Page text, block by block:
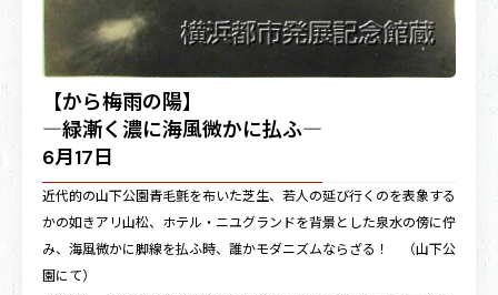
【から梅雨の陽】
―緑漸く濃に海風微かに払ふ―
6月17日
近代的の山下公園青毛氈を布いた芝生、若人の延び行くのを表象する
かの如きアリ山松、ホテル・ニユグランドを背景とした泉水の傍に佇
み、海風微かに脚線を払ふ時、誰かモダニズムならざる！ （山下公
園にて）